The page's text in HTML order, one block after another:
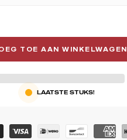
TOE AAN WINKELWAGEN
LAATSTE STUKS!